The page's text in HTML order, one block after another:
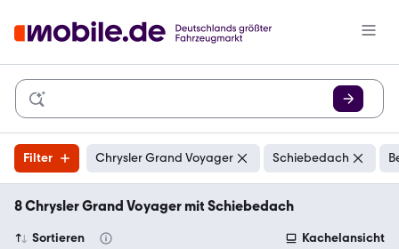
Filter Chrysler Grand Voyager Schiebedach
8 Chrysler Grand Voyager mit Schiebedach
Sortieren Kachelansicht